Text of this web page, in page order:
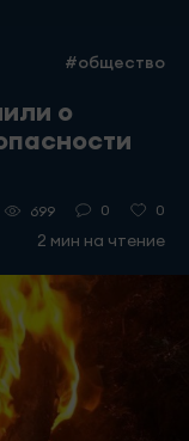
#общество
о
699 0 0
2 мин на чтение